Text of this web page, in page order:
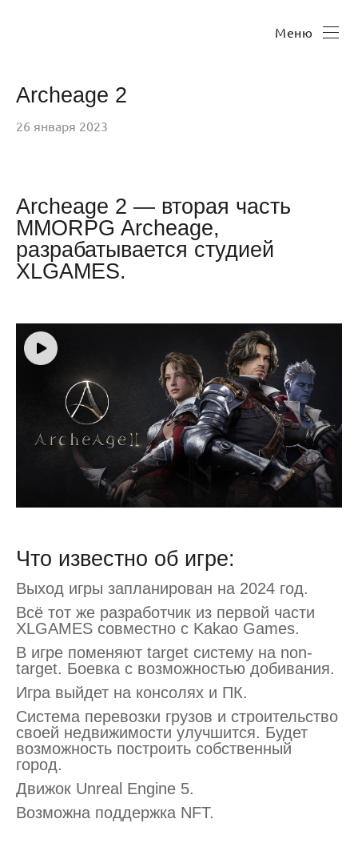
Меню
Archeage 2
26 января 2023
Archeage 2 — вторая часть
MMORPG Archeage,
разрабатывается студией
XLGAMES.
Что известно об игре:
Выход игры запланирован на 2024 год.
Всё тот же разработчик из первой части
XLGAMES совместно с Kakao Games.
В игре поменяют target систему на non-
target. Боевка с возможностью добивания.
Игра выйдет на консолях и ПК.
Система перевозки грузов и строительство
своей недвижимости улучшится. Будет
возможность построить собственный
город.
Движок Unreal Engine 5.
Возможна поддержка NFT.